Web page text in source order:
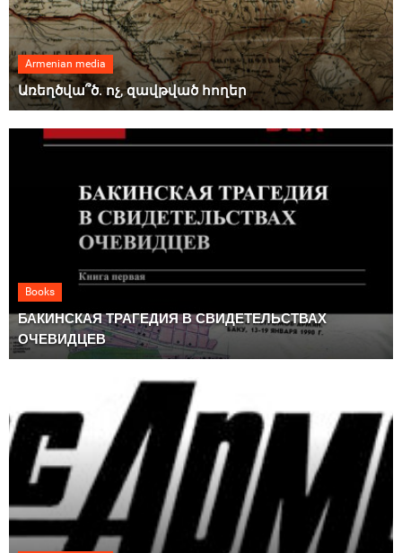
Armenian media
Առեղծվա՞ծ. ոչ, զավթված հողեր
Books
БАКИНСКАЯ ТРАГЕДИЯ В СВИДЕТЕЛЬСТВАХ
ОЧЕВИДЦЕВ